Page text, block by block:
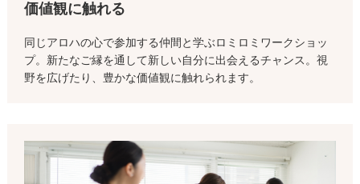
価値観に触れる
同じアロハの心で参加する仲間と学ぶロミロミワークショッ
プ。新たなご縁を通して新しい自分に出会えるチャンス。視
野を広げたり、豊かな価値観に触れられます。